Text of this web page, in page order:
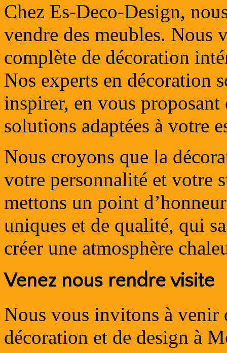
Chez Es-Deco-Design,
vendre des meubles. Nous
complète de décoration
Nos experts en décoration
inspirer, en vous proposant
solutions adaptées à votre
Nous croyons que la
votre personnalité et votre
mettons un point
uniques et de qualité, qui
créer une atmosphère
Venez nous rendre visite
Nous vous invitons à
décoration et de design à